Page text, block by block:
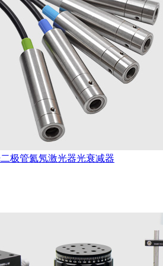
极管氦氖激光器光衰减器